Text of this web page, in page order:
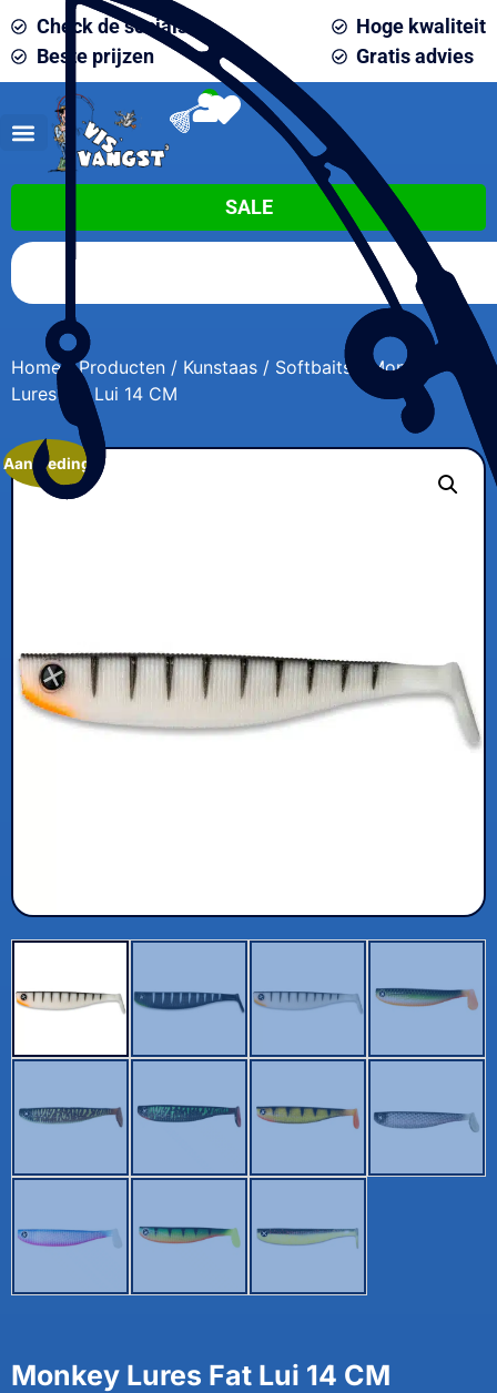
Check de socials
Beste prijzen
Hoge kwaliteit
Gratis advies
0
SALE
Home/Producten / Kunstaas / Softbaits
/ Monkey
Lures Fat Lui 14 CM
Aanbieding!
Monkey Lures Fat Lui 14 CM